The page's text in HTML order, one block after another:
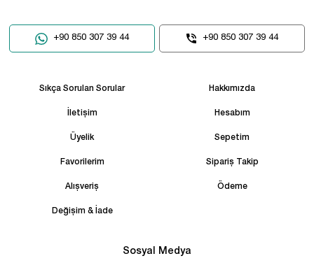
+90 850 307 39 44 +90 850 307 39 44
Sıkça Sorulan Sorular Hakkımızda
İletişim Hesabım
Üyelik Sepetim
Favorilerim Sipariş Takip
Alışveriş Ödeme
Değişim & İade
Sosyal Medya